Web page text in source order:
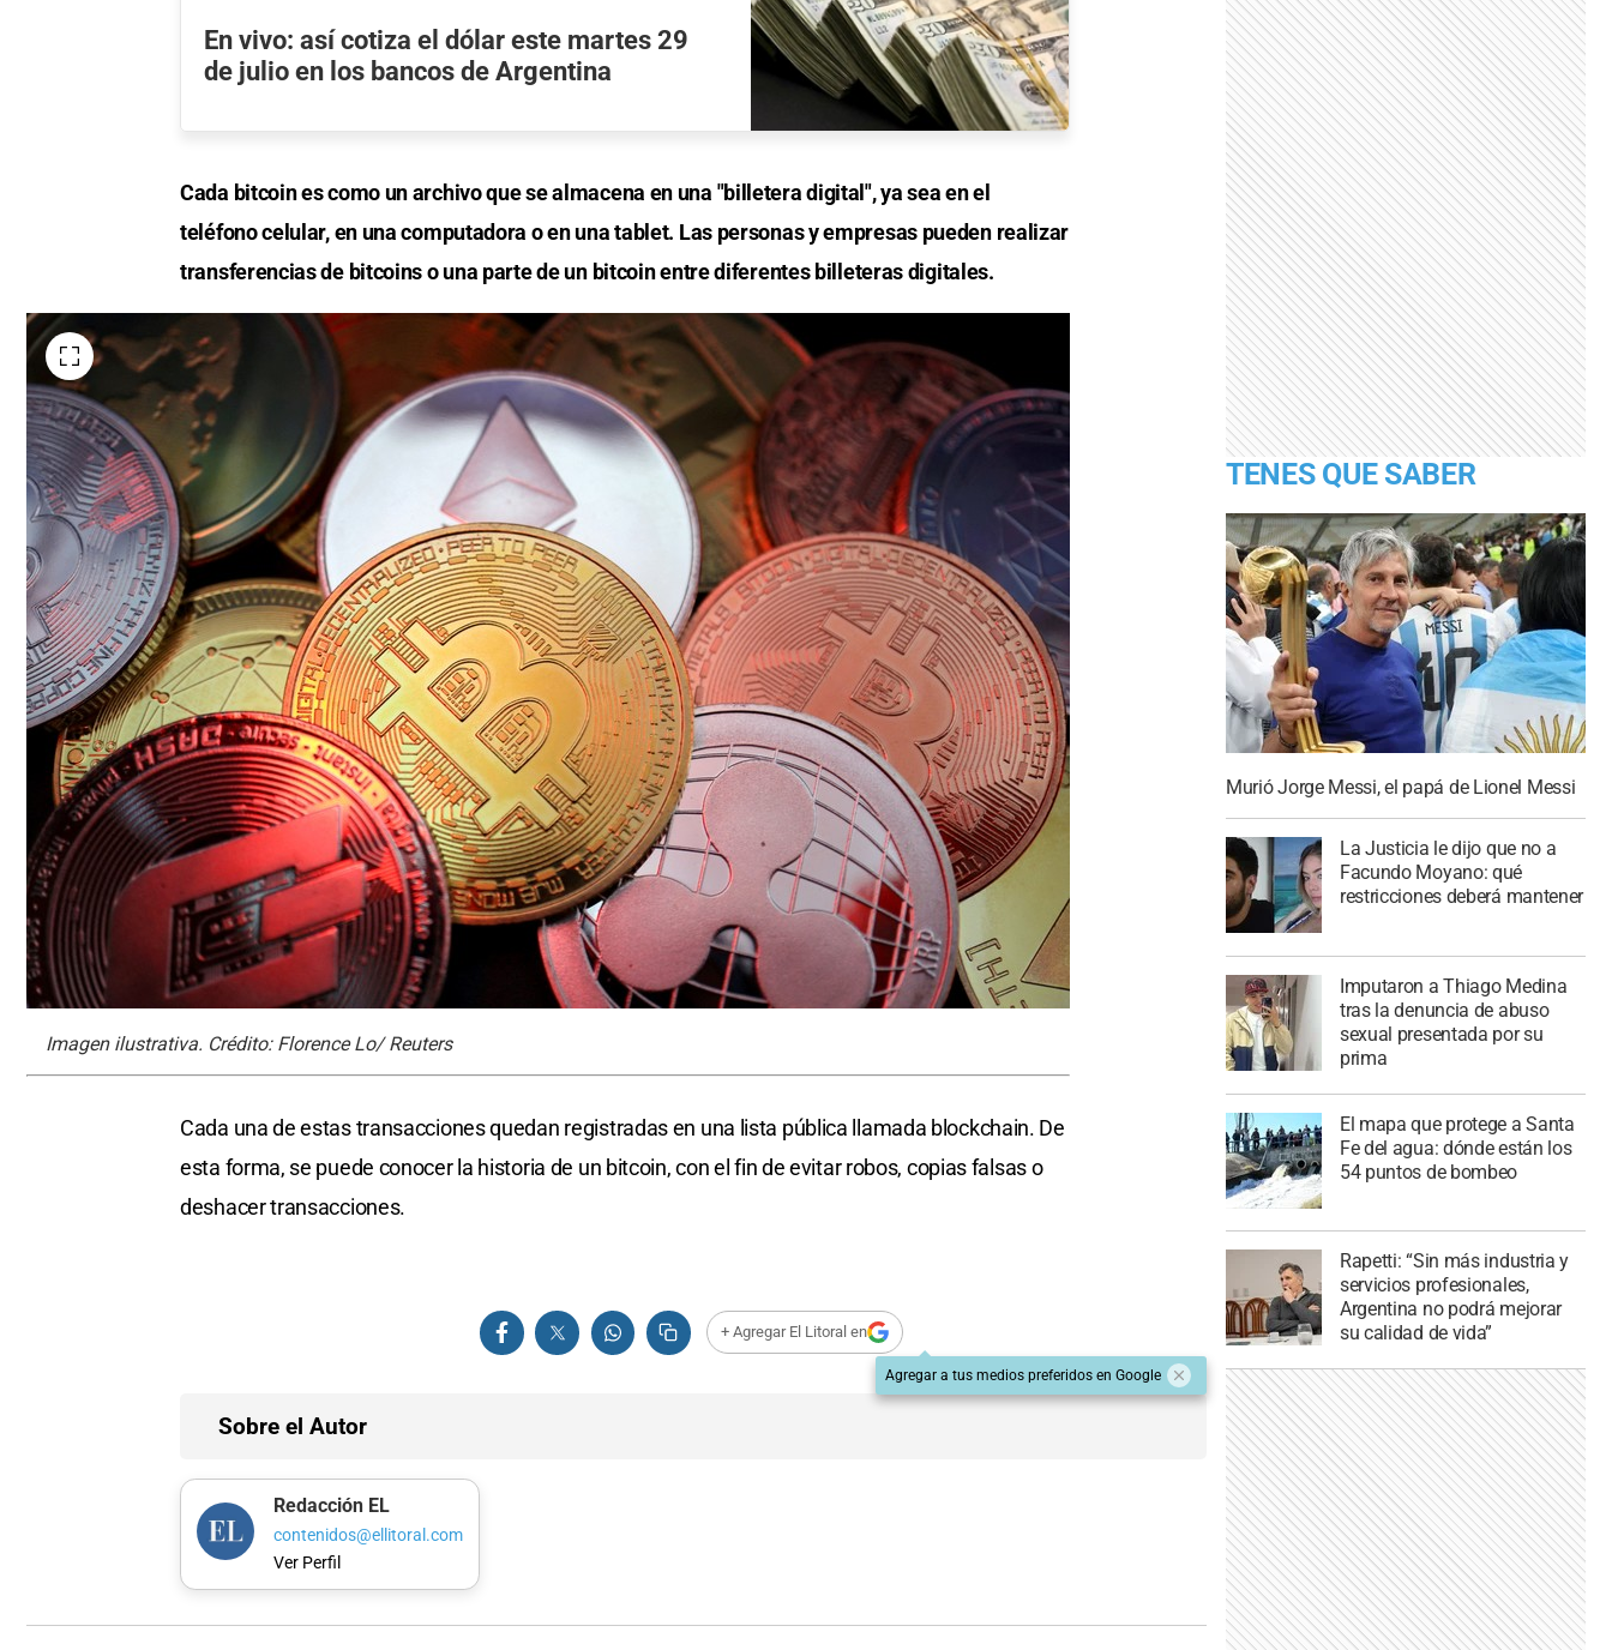
En vivo: así cotiza el dólar este martes 29
de julio en los bancos de Argentina
Cada bitcoin es como un archivo que se almacena en una "billetera digital", ya sea en el
teléfono celular, en una computadora o en una tablet. Las personas y empresas pueden realizar
transferencias de bitcoins o una parte de un bitcoin entre diferentes billeteras digitales.
Imagen ilustrativa. Crédito: Florence Lo/ Reuters
Cada una de estas transacciones quedan registradas en una lista pública llamada blockchain. De
esta forma, se puede conocer la historia de un bitcoin, con el fin de evitar robos, copias falsas o
deshacer transacciones.
+ Agregar El Litoral en
Agregar a tus medios preferidos en Google
Sobre el Autor
Redacción EL
contenidos@ellitoral.com
Ver Perfil
TENES QUE SABER
Murió Jorge Messi, el papá de Lionel Messi
La Justicia le dijo que no a
Facundo Moyano: qué
restricciones deberá mantener
Imputaron a Thiago Medina
tras la denuncia de abuso
sexual presentada por su
prima
El mapa que protege a Santa
Fe del agua: dónde están los
54 puntos de bombeo
Rapetti: “Sin más industria y
servicios profesionales,
Argentina no podrá mejorar
su calidad de vida”